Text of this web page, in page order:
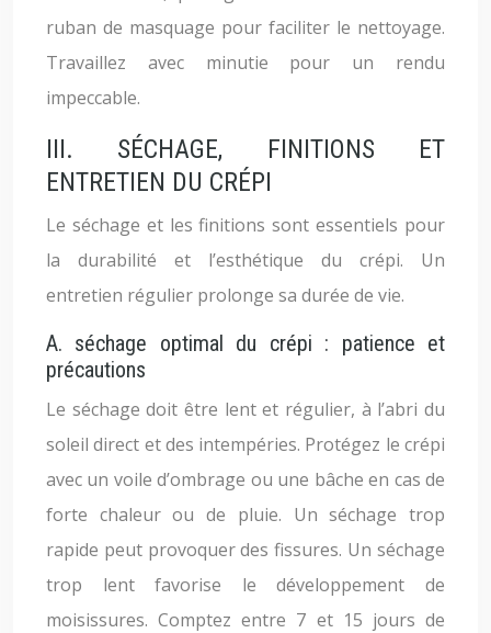
ruban de masquage pour faciliter le nettoyage.
Travaillez avec minutie pour un rendu
impeccable.
III. SÉCHAGE, FINITIONS ET
ENTRETIEN DU CRÉPI
Le séchage et les finitions sont essentiels pour
la durabilité et l’esthétique du crépi. Un
entretien régulier prolonge sa durée de vie.
A. séchage optimal du crépi : patience et
précautions
Le séchage doit être lent et régulier, à l’abri du
soleil direct et des intempéries. Protégez le crépi
avec un voile d’ombrage ou une bâche en cas de
forte chaleur ou de pluie. Un séchage trop
rapide peut provoquer des fissures. Un séchage
trop lent favorise le développement de
moisissures. Comptez entre 7 et 15 jours de